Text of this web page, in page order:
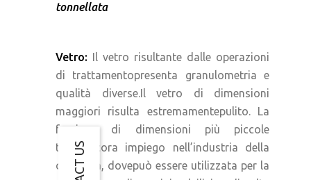
tonnellata
Vetro: Il vetro risultante dalle operazioni
di trattamentopresenta granulometria e
qualità diverse.Il vetro di dimensioni
maggiori risulta estremamentepulito. La
frazione di dimensioni più piccole
trovaancora impiego nell’industria della
ceramica, dovepuò essere utilizzata per la